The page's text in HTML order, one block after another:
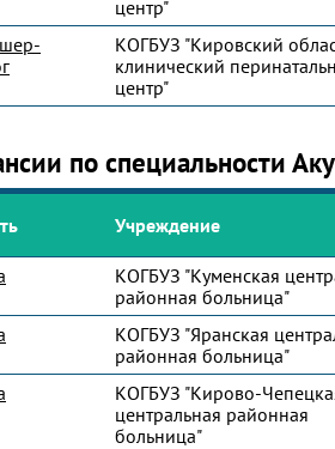
центр"
КОГБУЗ "Кировский
клинический
центр"
по специальности
Учреждение
КОГБУЗ "Куменская
районная больница"
КОГБУЗ "Яранская
районная больница"
КОГБУЗ "Кирово-
центральная районная
больница"